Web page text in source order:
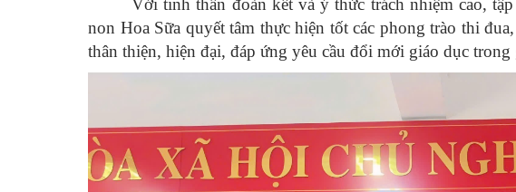
Với tinh thần đoàn kết và ý thức trách nhiệm cao,
non Hoa Sữa quyết tâm thực hiện tốt các phong trào thi
thân thiện, hiện đại, đáp ứng yêu cầu đổi mới giáo dục trong